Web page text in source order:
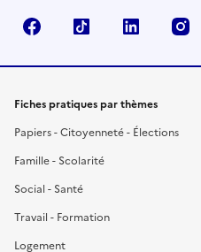
FacebookTikTok LinkedIn
Fiches pratiques par thèmes
Papiers - Citoyenneté - Élections
Famille - Scolarité
Social - Santé
Travail - Formation
Logement